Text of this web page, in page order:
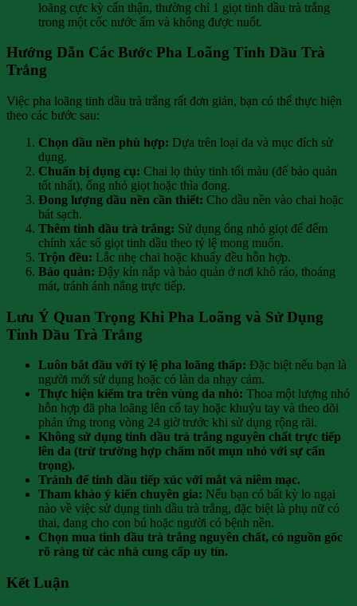
loãng cực kỳ cẩn thận, thường chỉ 1 giọt tinh dầu trà trắng
trong một cốc nước ấm và không được nuốt.
Hướng Dẫn Các Bước Pha Loãng Tinh Dầu Trà
Trắng
Việc pha loãng tinh dầu trà trắng rất đơn giản, bạn có thể thực hiện
theo các bước sau:
Chọn dầu nền phù hợp: Dựa trên loại da và mục đích sử
dụng.
Chuẩn bị dụng cụ: Chai lọ thủy tinh tối màu (để bảo quản
tốt nhất), ống nhỏ giọt hoặc thìa đong.
Đong lượng dầu nền cần thiết: Cho dầu nền vào chai hoặc
bát sạch.
Thêm tinh dầu trà trắng: Sử dụng ống nhỏ giọt để đếm
chính xác số giọt tinh dầu theo tỷ lệ mong muốn.
Trộn đều: Lắc nhẹ chai hoặc khuấy đều hỗn hợp.
Bảo quản: Đậy kín nắp và bảo quản ở nơi khô ráo, thoáng
mát, tránh ánh nắng trực tiếp.
Lưu Ý Quan Trọng Khi Pha Loãng và Sử Dụng
Tinh Dầu Trà Trắng
Luôn bắt đầu với tỷ lệ pha loãng thấp: Đặc biệt nếu bạn là
người mới sử dụng hoặc có làn da nhạy cảm.
Thực hiện kiểm tra trên vùng da nhỏ: Thoa một lượng nhỏ
hỗn hợp đã pha loãng lên cổ tay hoặc khuỷu tay và theo dõi
phản ứng trong vòng 24 giờ trước khi sử dụng rộng rãi.
Không sử dụng tinh dầu trà trắng nguyên chất trực tiếp
lên da (trừ trường hợp chấm nốt mụn nhỏ với sự cẩn
trọng).
Tránh để tinh dầu tiếp xúc với mắt và niêm mạc.
Tham khảo ý kiến chuyên gia: Nếu bạn có bất kỳ lo ngại
nào về việc sử dụng tinh dầu trà trắng, đặc biệt là phụ nữ có
thai, đang cho con bú hoặc người có bệnh nền.
Chọn mua tinh dầu trà trắng nguyên chất, có nguồn gốc
rõ ràng từ các nhà cung cấp uy tín.
Kết Luận